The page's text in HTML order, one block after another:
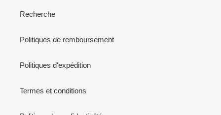
Recherche
Politiques de remboursement
Politiques d'expédition
Termes et conditions